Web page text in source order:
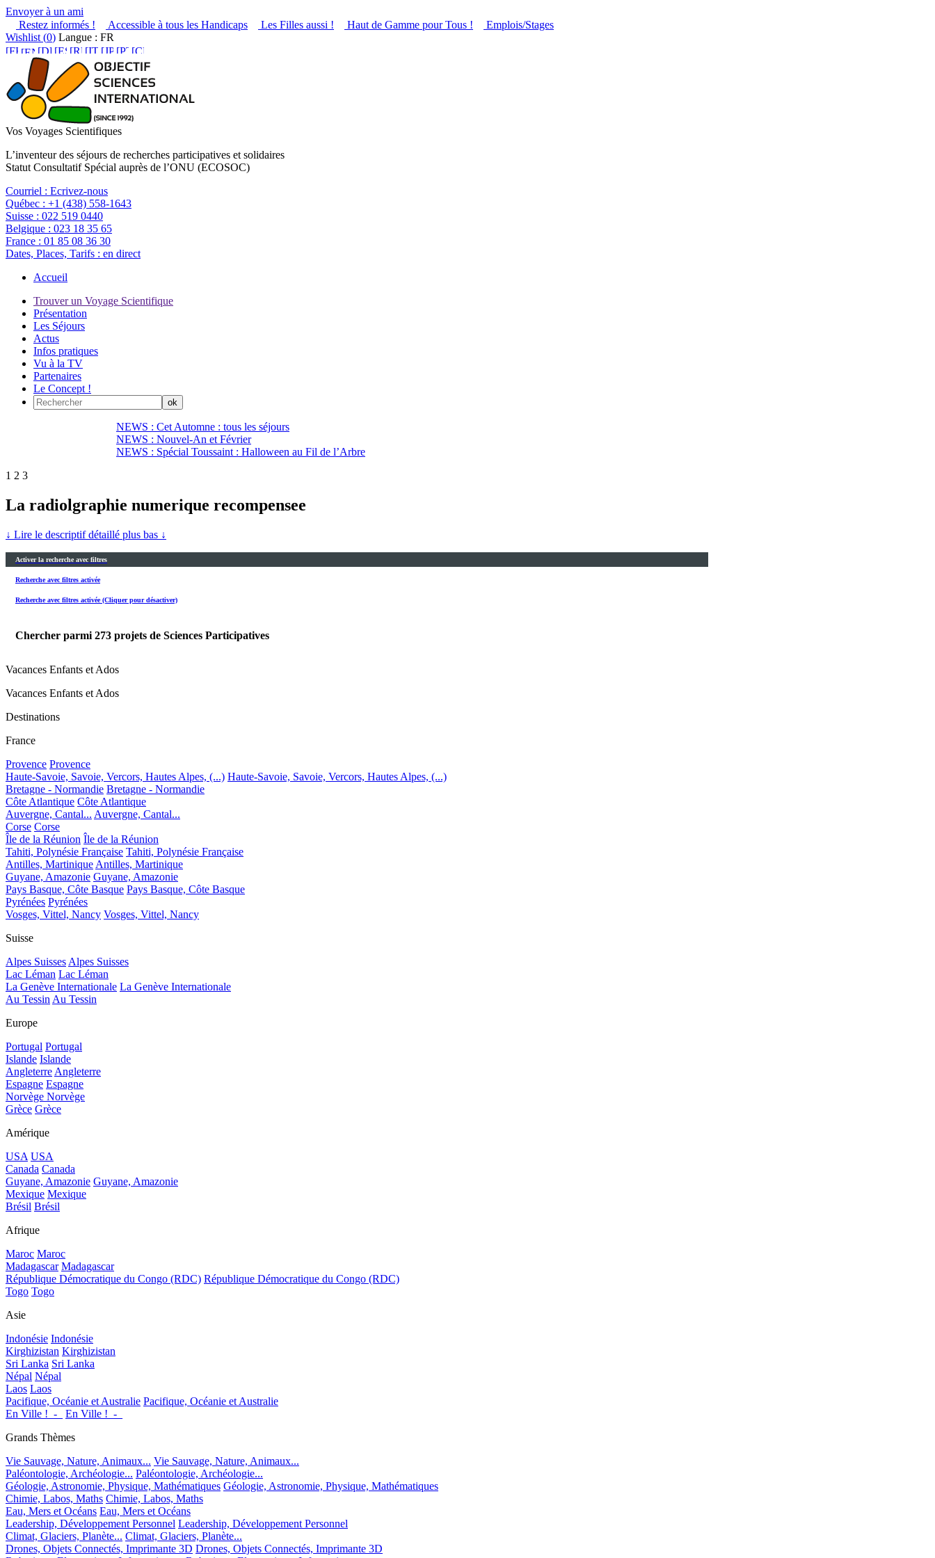
Envoyer à un ami
Restez informés !
Accessible à tous les Handicaps Les Filles aussi ! Haut de Gamme pour Tous !
Emplois/Stages
Wishlist (0) Langue : FR
Vos Voyages Scientifiques
L’inventeur des séjours de recherches participatives et solidaires
Statut Consultatif Spécial auprès de l’ONU (ECOSOC)
Courriel : Ecrivez-nous
Québec : +1 (438) 558-1643
Suisse : 022 519 0440
Belgique : 023 18 35 65
France : 01 85 08 36 30
Dates, Places, Tarifs : en direct
Accueil
Trouver un Voyage Scientifique
Présentation
Les Séjours
Actus
Infos pratiques
Vu à la TV
Partenaires
Le Concept !
NEWS : Cet Automne : tous les séjours
NEWS : Nouvel-An et Février
NEWS : Spécial Toussaint : Halloween au Fil de l’Arbre
1 2 3
La radiolgraphie numerique recompensee
↓ Lire le descriptif détaillé plus bas ↓
Activer la recherche avec filtres
Recherche avec filtres activée
Recherche avec filtres activée (Cliquer pour désactiver)
Chercher parmi 273 projets de Sciences Participatives
Vacances Enfants et Ados
Vacances Enfants et Ados
Destinations
France
Provence Provence
Haute-Savoie, Savoie, Vercors, Hautes Alpes, (...) Haute-Savoie, Savoie, Vercors, Hautes Alpes, (...)
Bretagne - Normandie Bretagne - Normandie
Côte Atlantique Côte Atlantique
Auvergne, Cantal... Auvergne, Cantal...
Corse Corse
Île de la Réunion Île de la Réunion
Tahiti, Polynésie Française Tahiti, Polynésie Française
Antilles, Martinique Antilles, Martinique
Guyane, Amazonie Guyane, Amazonie
Pays Basque, Côte Basque Pays Basque, Côte Basque
Pyrénées Pyrénées
Vosges, Vittel, Nancy Vosges, Vittel, Nancy
Suisse
Alpes Suisses Alpes Suisses
Lac Léman Lac Léman
La Genève Internationale La Genève Internationale
Au Tessin Au Tessin
Europe
Portugal Portugal
Islande Islande
Angleterre Angleterre
Espagne Espagne
Norvège Norvège
Grèce Grèce
Amérique
USA USA
Canada Canada
Guyane, Amazonie Guyane, Amazonie
Mexique Mexique
Brésil Brésil
Afrique
Maroc Maroc
Madagascar Madagascar
République Démocratique du Congo (RDC) République Démocratique du Congo (RDC)
Togo Togo
Asie
Indonésie Indonésie
Kirghizistan Kirghizistan
Sri Lanka Sri Lanka
Népal Népal
Laos Laos
Pacifique, Océanie et Australie Pacifique, Océanie et Australie
En Ville !_-_
En Ville !_-_
Grands Thèmes
Vie Sauvage, Nature, Animaux... Vie Sauvage, Nature, Animaux...
Paléontologie, Archéologie... Paléontologie, Archéologie...
Géologie, Astronomie, Physique, Mathématiques Géologie, Astronomie, Physique, Mathématiques
Chimie, Labos, Maths Chimie, Labos, Maths
Eau, Mers et Océans Eau, Mers et Océans
Leadership, Développement Personnel Leadership, Développement Personnel
Climat, Glaciers, Planète... Climat, Glaciers, Planète...
Drones, Objets Connectés, Imprimante 3D Drones, Objets Connectés, Imprimante 3D